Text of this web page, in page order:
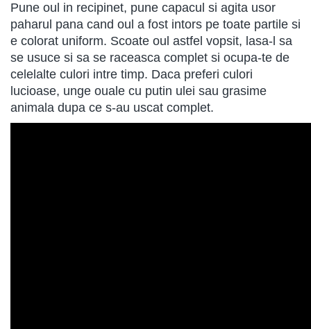
Pune oul in recipinet, pune capacul si agita usor
paharul pana cand oul a fost intors pe toate partile si
e colorat uniform. Scoate oul astfel vopsit, lasa-l sa
se usuce si sa se raceasca complet si ocupa-te de
celelalte culori intre timp. Daca preferi culori
lucioase, unge ouale cu putin ulei sau grasime
animala dupa ce s-au uscat complet.